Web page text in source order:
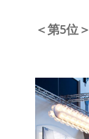
＜第5位＞